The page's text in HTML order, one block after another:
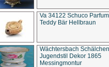
Va 34122 Schuco
Teddy Bär Hellbraun
Wächtersbach Schälchen
Jugendstil Dekor 1865
Messingmontur